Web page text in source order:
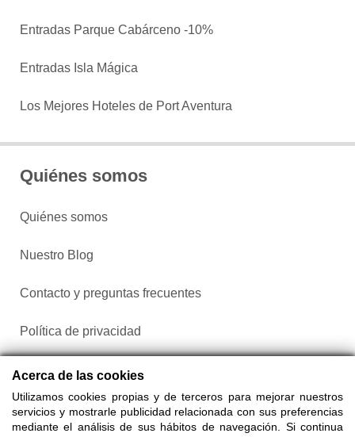
Entradas Parque Cabárceno -10%
Entradas Isla Mágica
Los Mejores Hoteles de Port Aventura
Quiénes somos
Quiénes somos
Nuestro Blog
Contacto y preguntas frecuentes
Política de privacidad
Configurar cookies
Acerca de las cookies
Utilizamos cookies propias y de terceros para mejorar nuestros
servicios y mostrarle publicidad relacionada con sus preferencias
mediante el análisis de sus hábitos de navegación. Si continua